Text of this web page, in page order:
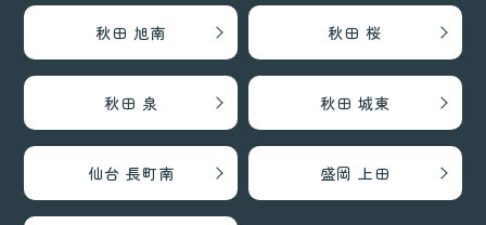
秋田 旭南 秋田 桜
秋田 泉 秋田 城東
仙台 長町南 盛岡 上田